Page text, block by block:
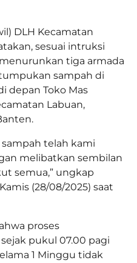
DLH Kecamatan
sesuai intruksi
tiga armada
sampah di
depan Toko Mas
Labuan,
telah kami
melibatkan sembilan
semua,” ungkap
(28/08/2025) saat
proses
pukul 07.00 pagi
1 Minggu tidak